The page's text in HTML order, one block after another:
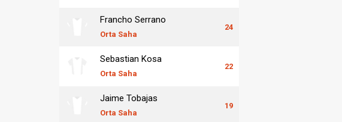
Francho Serrano
Orta Saha
24
Sebastian Kosa
Orta Saha
22
Jaime Tobajas
Orta Saha
19